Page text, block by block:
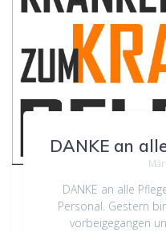
DANKE an
DANKE an alle
Personal. Gestern
vorbeigegangen